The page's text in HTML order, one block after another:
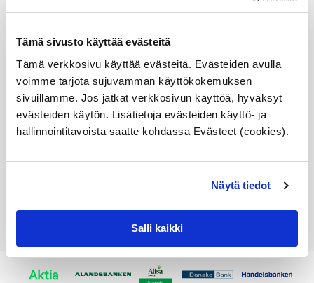
Tämä sivusto käyttää evästeitä
Tämä verkkosivu käyttää evästeitä. Evästeiden avulla
voimme tarjota sujuvamman käyttökokemuksen
sivuillamme. Jos jatkat verkkosivun käyttöä, hyväksyt
evästeiden käytön. Lisätietoja evästeiden käyttö- ja
hallinnointitavoista saatte kohdassa Evästeet (cookies).
Näytä tiedot
Salli kaikki
E64,
OE
määrä
Vertailunumerot
16146765824
1614 6 765 824
16 14 6 765 824